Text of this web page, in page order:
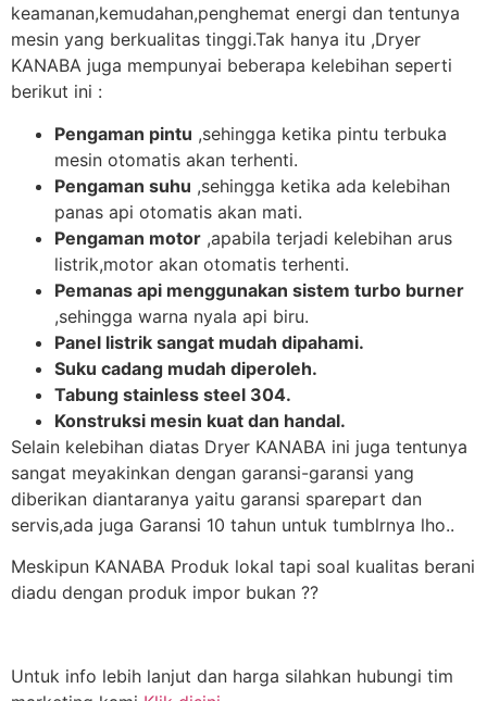
keamanan,kemudahan,penghemat energi dan tentunya
mesin yang berkualitas tinggi.Tak hanya itu ,Dryer
KANABA juga mempunyai beberapa kelebihan seperti
berikut ini :
Pengaman pintu ,sehingga ketika pintu terbuka
mesin otomatis akan terhenti.
Pengaman suhu ,sehingga ketika ada kelebihan
panas api otomatis akan mati.
Pengaman motor ,apabila terjadi kelebihan arus
listrik,motor akan otomatis terhenti.
Pemanas api menggunakan sistem turbo burner
,sehingga warna nyala api biru.
Panel listrik sangat mudah dipahami.
Suku cadang mudah diperoleh.
Tabung stainless steel 304.
Konstruksi mesin kuat dan handal.
Selain kelebihan diatas Dryer KANABA ini juga tentunya
sangat meyakinkan dengan garansi-garansi yang
diberikan diantaranya yaitu garansi sparepart dan
servis,ada juga Garansi 10 tahun untuk tumblrnya lho..
Meskipun KANABA Produk lokal tapi soal kualitas berani
diadu dengan produk impor bukan ??
Untuk info lebih lanjut dan harga silahkan hubungi tim